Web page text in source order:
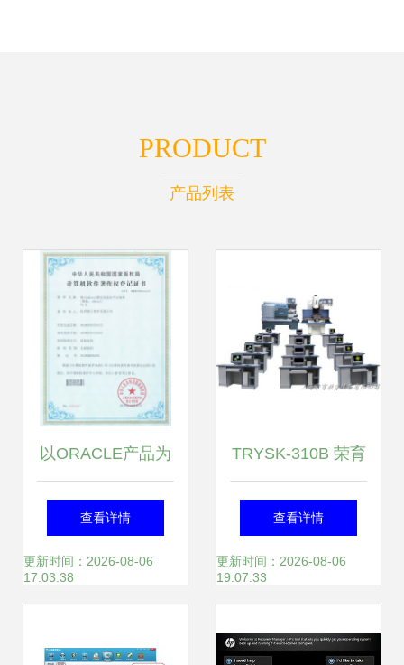
PRODUCT
产品列表
以ORACLE产品为
核心，绿云重磅推
出oHotel酒店业解
查看详情
更新时间：2026-08-06
17:03:38
TRYSK-310B 荣育
教学引领机电一体
化实训新标杆
查看详情
更新时间：2026-08-06
19:07:33